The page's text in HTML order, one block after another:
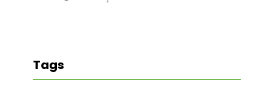
Tags